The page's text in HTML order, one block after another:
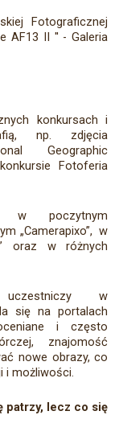
Fotograficznej
AF13 II '' - Galeria
konkursach i
np. zdjęcia
Geographic
Fotoferia
w poczytnym
„Camerapixo”, w
oraz w różnych
w
się na portalach
i często
znajomość
nowe obrazy, co
i możliwości.
patrzy, lecz co się